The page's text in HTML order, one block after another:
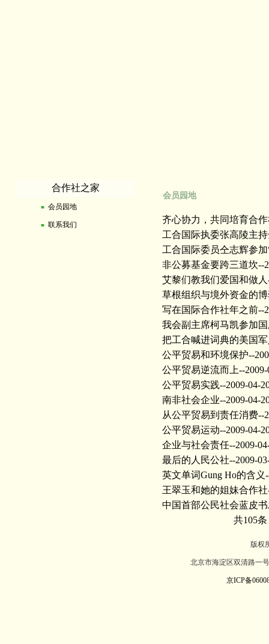
合作社之家
■ 会员园地
■ 联系我们
会员园地
齐心协力，共同培育合
工合国际执委张高陵主
工合国际委员仝志辉参
非公募基金要跨三道坎--
艾黎们教我们爱国和做人
草根组织与境外资金的
写在国际合作社年之前--
我会副主席柯马凯参加
把工合喊进词典的美国
公平贸易和环境保护--
公平贸易逆流而上--
公平贸易实践--2009-04-
南非社会企业--2009-04-
从公平贸易到责任消费--
公平贸易运动--2009-04-
企业与社会责任--2009-
最后的人民公社--2009-
英文单词Gung Ho的含义
王翠玉和她的姐妹合作社
中国首部公民社会蓝皮
共105条
版权
北京市海淀区双清路一
京ICP备